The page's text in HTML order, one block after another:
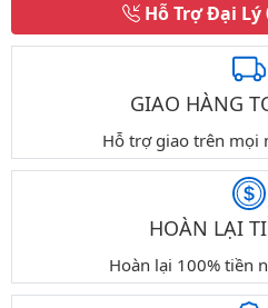
Hỗ Trợ Đại Lý
GIAO HÀNG
Hỗ trợ giao trên mọi
HOÀN LẠI
Hoàn lại 100% tiền